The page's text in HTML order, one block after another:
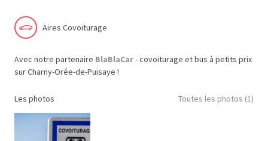
Aires Covoiturage
Avec notre partenaire BlaBlaCar- covoiturage et bus à petits prix
sur Charny-Orée-de-Puisaye !
Les photos Toutes les photos (1)